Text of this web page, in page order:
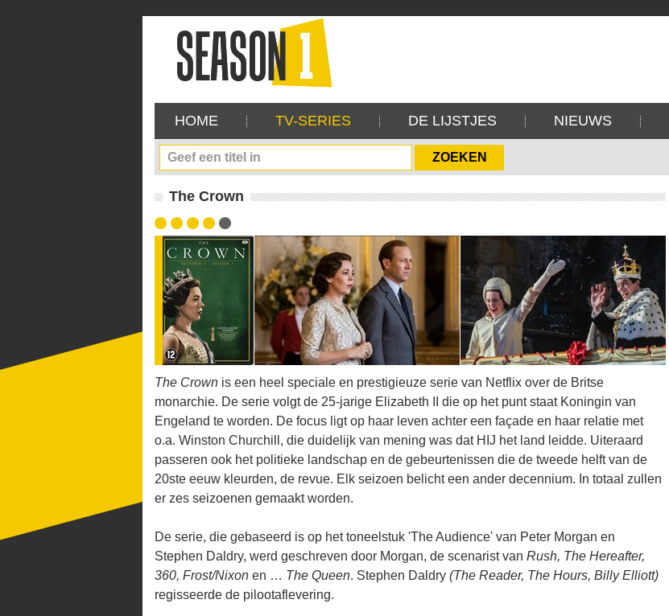
HOME TV-SERIES DE LIJSTJES NIEUWS
The Crown
The Crown is een heel speciale en prestigieuze serie van Netflix over de Britse
monarchie. De serie volgt de 25-jarige Elizabeth II die op het punt staat Koningin van
Engeland te worden. De focus ligt op haar leven achter een façade en haar relatie met
o.a. Winston Churchill, die duidelijk van mening was dat HIJ het land leidde. Uiteraard
passeren ook het politieke landschap en de gebeurtenissen die de tweede helft van de
20ste eeuw kleurden, de revue. Elk seizoen belicht een ander decennium. In totaal zullen
er zes seizoenen gemaakt worden.
De serie, die gebaseerd is op het toneelstuk 'The Audience' van Peter Morgan en
Stephen Daldry, werd geschreven door Morgan, de scenarist van Rush, The Hereafter,
360, Frost/Nixon en … The Queen. Stephen Daldry (The Reader, The Hours, Billy Elliott)
regisseerde de pilootaflevering.